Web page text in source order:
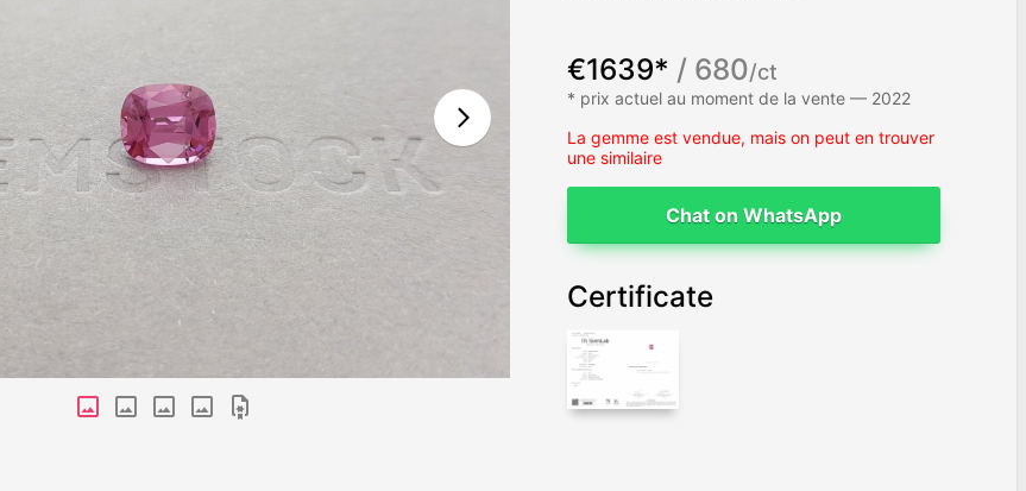
€1639* / 680/ct
* prix actuel au moment de la vente — 2022
La gemme est vendue, mais on peut en trouver
une similaire
Chat on WhatsApp
Certificate